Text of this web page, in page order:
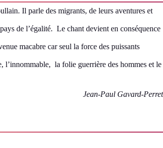
Il parle des migrants, de leurs aventures et
de l’égalité. Le chant devient en conséquence
macabre car seul la force des puissants
l’innommable, la folie guerrière des hommes et le
Jean-Paul Gavard-Perret